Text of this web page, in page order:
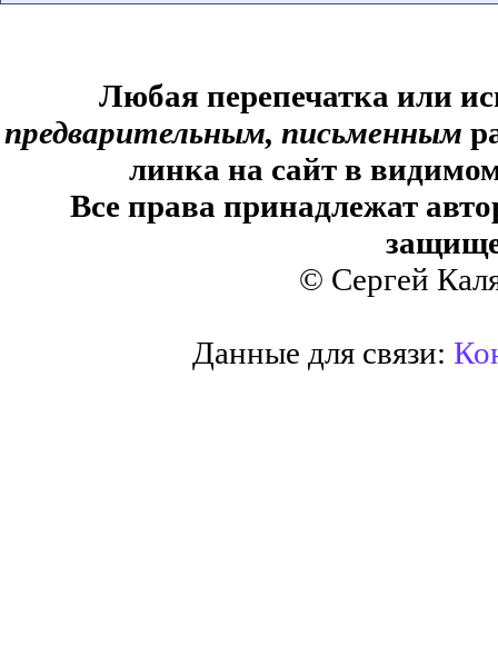
Любая перепечатка или
предварительным, письменным
линка на сайт в
Все права принадлежат
© Сергей
Данные для связи: